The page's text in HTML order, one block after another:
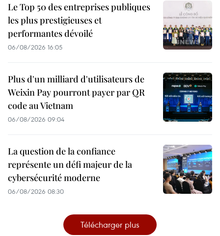
Le Top 50 des entreprises publiques
les plus prestigieuses et
performantes dévoilé
06/08/2026 16:05
Plus d'un milliard d'utilisateurs de
Weixin Pay pourront payer par QR
code au Vietnam
06/08/2026 09:04
La question de la confiance
représente un défi majeur de la
cybersécurité moderne
06/08/2026 08:30
Télécharger plus